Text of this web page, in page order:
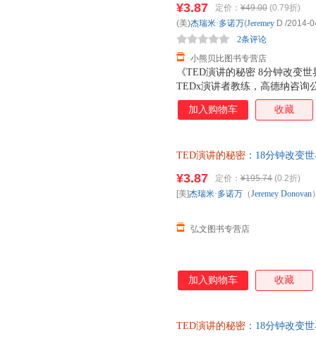
TED演讲作为样本展探讨演讲
其他任何演讲书或演讲理论都
《TED演讲的秘密 8分钟改变
TEDx演讲者教练，高德纳咨询
演讲训练的成果全面分享。帮
看和解构数百个TED演讲所需
码，引领可视化阅读趋势，帮
讲作为样本展探讨演讲内容打
何演讲书或演讲理论都不具备
¥3.87 定价： ¥49.00 (0.79折)
小熊贝比图书专营店
2条评论
(美)杰瑞米·多诺万(Jeremey D /2014-
加入购物车 收藏
TED演讲的秘密 ：18分钟改变
单，避免纠纷。
¥3.87 定价： ¥195.74 (0.2折)
弘文图书专营店
[美]杰瑞米·多诺万 （Jeremey Donovan
加入购物车 收藏
TED演讲的秘密 ：18分钟改变